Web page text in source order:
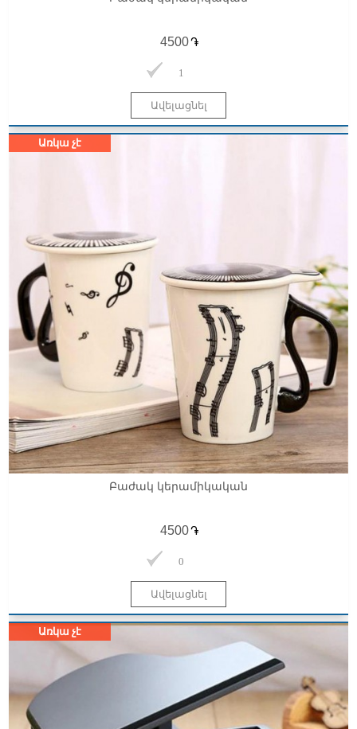
֏
1
Առկա չէ
Բաժակ կերամիկական
֏
0
Առկա չէ